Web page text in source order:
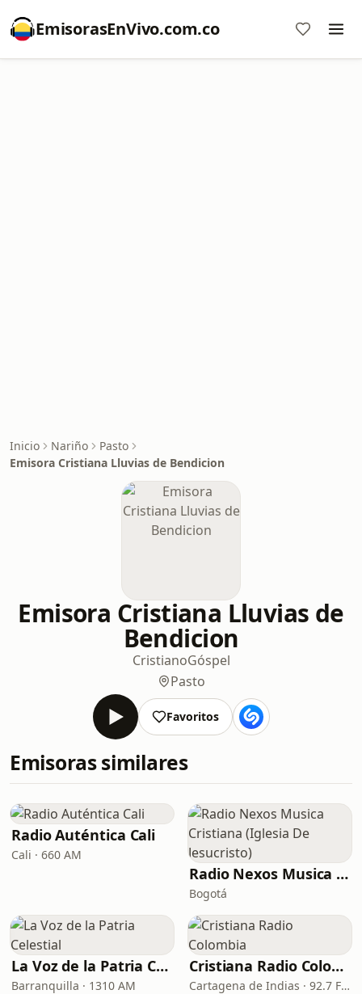
EmisorasEnVivo.com.co
Inicio Nariño
Pasto
Emisora Cristiana Lluvias de Bendicion
Emisora Cristiana Lluvias de
Bendicion
CristianoGóspel
Pasto
Favoritos
Emisoras similares
Radio Auténtica Cali
Cali · 660 AM
Radio Nexos Musica Cristiana (Iglesia De Jesucristo)
Bogotá
La Voz de la Patria Celestial
Barranquilla · 1310 AM
Cristiana Radio Colombia
Cartagena de Indias · 92.7 FM